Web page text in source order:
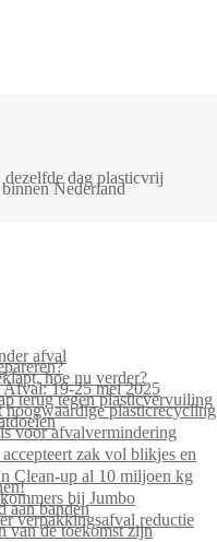
dag plasticvrij
Nederland
afval
hoe nu verder?
19-25 mei 2025
terug tegen plasticvervuiling
plasticrecycling
voor afvalvermindering
zak vol blikjes en
Clean-up al 10 miljoen kg
bij Jumbo
aan banden
verpakkingsafval reductie
van de toekomst zijn